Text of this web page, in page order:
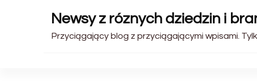
Newsy z róznych dziedzin i
Przyciągający blog z przyciągającymi wpisami.